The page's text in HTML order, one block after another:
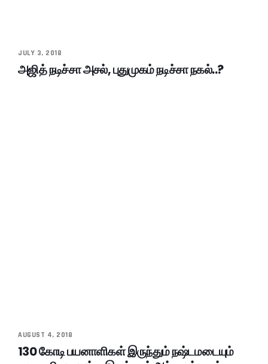
JULY 3, 2018
அஜித் நடிச்சா அசல், புதுமுகம் நடிச்சா நகல்..?
AUGUST 4, 2018
130 கோடி பயனாளிகள் இருந்தும் நஷ்டமடையும்